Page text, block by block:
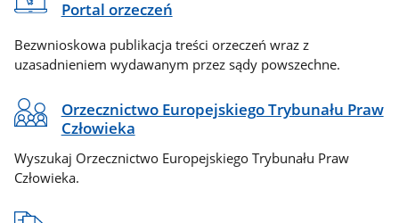
Portal orzeczeń
Bezwnioskowa publikacja treści orzeczeń wraz z
uzasadnieniem wydawanym przez sądy powszechne.
Orzecznictwo Europejskiego Trybunału Praw
Człowieka
Wyszukaj Orzecznictwo Europejskiego Trybunału Praw
Człowieka.